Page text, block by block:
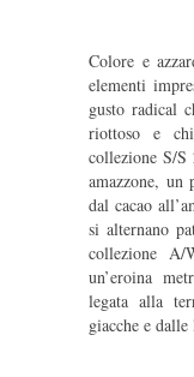
Colore e
elementi
gusto radical
riottoso e
collezione S/
amazzone,
dal cacao
si alternano
collezione A/
un’eroina
legata alla
giacche e